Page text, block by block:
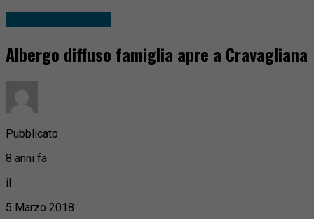
Albergo diffuso famiglia apre a Cravagliana
Pubblicato
8 anni fa
il
5 Marzo 2018